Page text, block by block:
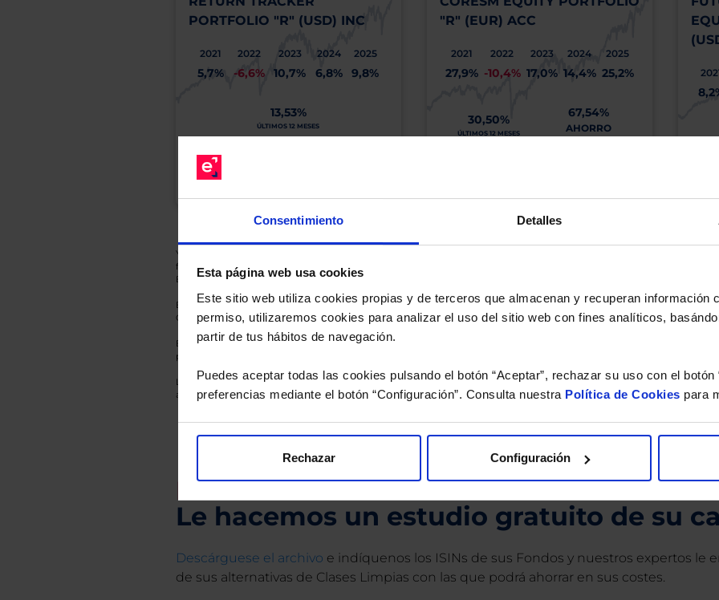
Consentimiento Detalles
Esta página web usa cookies
Este sitio web utiliza cookies propias y de terceros que almacenan y recuperan información
permiso, utilizaremos cookies para analizar el uso del sitio web con fines analíticos,
partir de tus hábitos de navegación.
Puedes aceptar todas las cookies pulsando el botón “Aceptar”, rechazar su uso con el botón
preferencias mediante el botón “Configuración”. Consulta nuestra Política de Cookies para
Rechazar Configuración
PORTFOLIO "R" (USD) INC
2021
5,7%
2022
-6,6%
2023
10,7%
2024
6,8%
2025
9,8%
13,53%
ÚLTIMOS 12 MESES
"R" (EUR) ACC
2021
27,9%
2022
-10,4%
2023
17,0%
2024
14,4%
2025
25,2%
30,50%
ÚLTIMOS 12 MESES
67,54%
AHORRO
Y recuerde que toda inversión conlleva riesgos, incluida la ausencia de rentabilidad y/o la pérdida del principal invertido. El
fluctuaciones del mercado, sin que rentabilidades pasadas garanticen resultados en el futuro ni sean indicativas de
El Grupo EBN no puede garantizar que cualquier capital invertido mantendrá o aumentará su valor.
En cada una de las fichas de nuestros Fondos de Inversión tiene a su disposición información completa y relativa a dicho
Gestora y la entidad depositaria del mismo y sobre el Folleto (clicando en «ver informe») y el DFI (clicando en «ver ficha»).
Esto es una comunicación publicitaria. EBN no está recomendando la compra de estos Fondos en concreto. Consulte el
para el inversor antes de tomar una decisión final de inversión. El Cliente es responsable de las decisiones de inversión que
Los datos de rentabilidad mostrados hacen referencia a los Valores Liquidativos del Fondo al cierre de la última sesión, y se
anterior a Valor Liquidativo actual con reinversión de dividendos si el fondo es de reparto. Todas las rentabilidades mostradas
Recomendado.
Le hacemos un estudio gratuito de su
Descárguese el archivo e indíquenos los ISINs de sus Fondos y nuestros expertos le
de sus alternativas de Clases Limpias con las que podrá ahorrar en sus costes.